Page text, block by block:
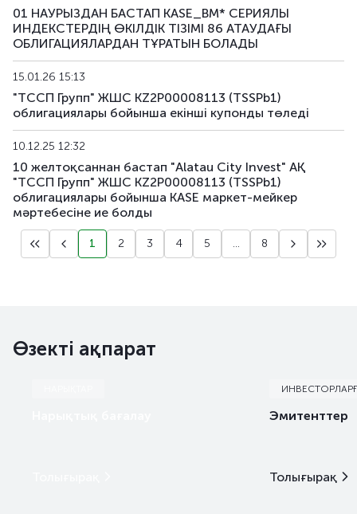
01 НАУРЫЗДАН БАСТАП KASE_BM* СЕРИЯЛЫ
ИНДЕКСТЕРДІҢ ӨКІЛДІК ТІЗІМІ 86 АТАУДАҒЫ
ОБЛИГАЦИЯЛАРДАН ТҰРАТЫН БОЛАДЫ
15.01.26 15:13
"ТССП Групп" ЖШС KZ2P00008113 (TSSPb1)
облигациялары бойынша екiншi купонды төледі
10.12.25 12:32
10 желтоқсаннан бастап "Alatau City Invest" АҚ
"ТССП Групп" ЖШС KZ2P00008113 (TSSPb1)
облигациялары бойынша KASE маркет-мейкер
мәртебесіне ие болды
1 2 3 4 5 ... 8
Өзекті ақпарат
Эмитенттер
Толығырақ